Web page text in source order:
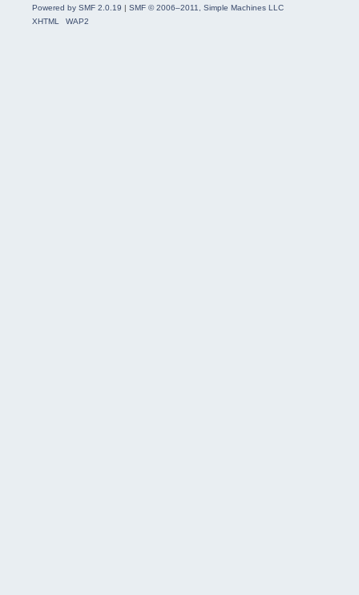
Powered by SMF 2.0.19 | SMF © 2006–2011, Simple Machines LLC
XHTML
WAP2